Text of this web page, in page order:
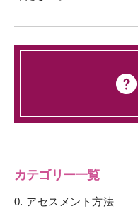
カテゴリー一覧
0. アセスメント方法